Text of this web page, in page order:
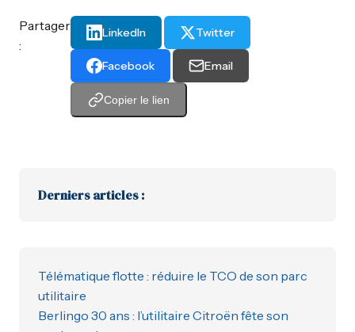
Partager
:
LinkedIn Twitter
Facebook Email
Copier le lien
Derniers articles :
Télématique flotte : réduire le TCO de son parc
utilitaire
Berlingo 30 ans : l’utilitaire Citroën fête son